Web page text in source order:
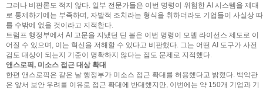
그러나 비판론도 적지 않다. 일부 전문가들은 이번 명령이 위험한 AI 시스템을 제대
로 통제하기에는 부족하며, 자발적 조치라는 형식을 취하더라도 기업들이 사실상 따
를 수밖에 없을 것이라고 지적한다.
트럼프 행정부에서 AI 고문을 지냈던 딘 볼은 이번 명령이 모델 라이선스 제도로 이
어질 수 있으며, 이는 혁신을 저해할 수 있다고 비판했다. 그는 어떤 AI 도구가 사전
검토 대상이 되는지 기준이 명확하지 않다는 점도 문제로 지적했다.
앤스로픽, 미소스 접근 대상 확대
한편 앤스로픽은 같은 날 행정부가 미소스 접근 확대를 허용했다고 밝혔다. 백악관
은 앞서 보안 우려를 이유로 접근 확대에 반대했지만, 이번에는 약 150개 기업과 기